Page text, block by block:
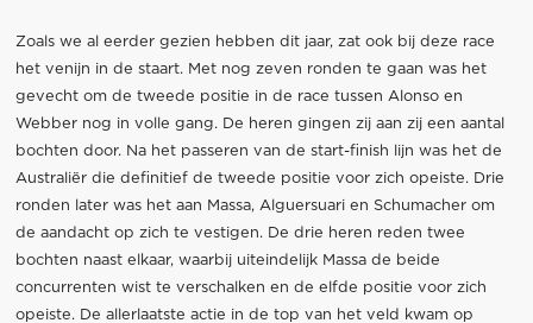
Zoals we al eerder gezien hebben dit jaar, zat ook bij deze race
het venijn in de staart. Met nog zeven ronden te gaan was het
gevecht om de tweede positie in de race tussen Alonso en
Webber nog in volle gang. De heren gingen zij aan zij een aantal
bochten door. Na het passeren van de start-finish lijn was het de
Australiër die definitief de tweede positie voor zich opeiste. Drie
ronden later was het aan Massa, Alguersuari en Schumacher om
de aandacht op zich te vestigen. De drie heren reden twee
bochten naast elkaar, waarbij uiteindelijk Massa de beide
concurrenten wist te verschalken en de elfde positie voor zich
opeiste. De allerlaatste actie in de top van het veld kwam op